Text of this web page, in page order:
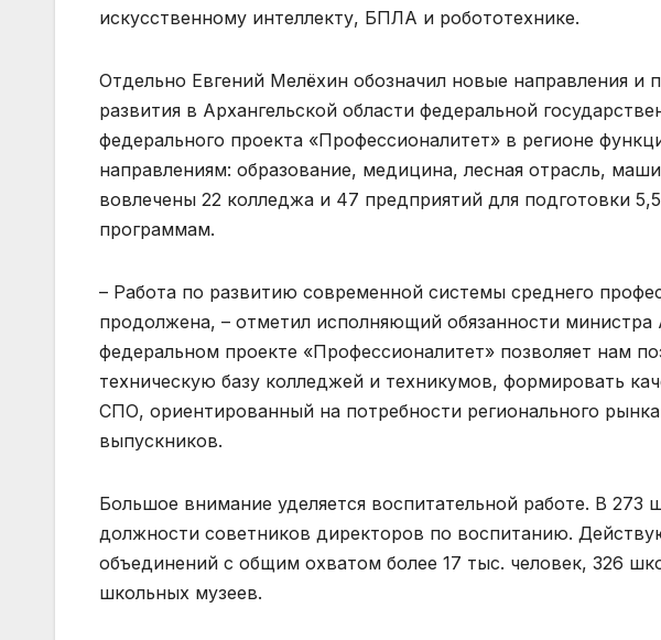
искусственному интеллекту, БПЛА и робототехнике.
Отдельно Евгений Мелёхин обозначил новые направления
развития в Архангельской области федеральной
федерального проекта «Профессионалитет» в регионе
направлениям: образование, медицина, лесная отрасль,
вовлечены 22 колледжа и 47 предприятий для подготовки
программам.
– Работа по развитию современной системы среднего
продолжена, – отметил исполняющий обязанности министра
федеральном проекте «Профессионалитет» позволяет нам
техническую базу колледжей и техникумов, формировать
СПО, ориентированный на потребности регионального
выпускников.
Большое внимание уделяется воспитательной работе. В
должности советников директоров по воспитанию.
объединений с общим охватом более 17 тыс. человек, 326
школьных музеев.